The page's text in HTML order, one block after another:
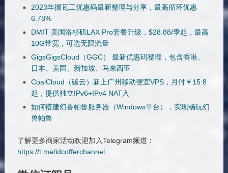
2023年搬瓦工优惠码最新整理与分享，最高循环优惠
6.78%
DMIT 美国洛杉矶LAX Pro套餐升级，$28.88/季起，最高
10G带宽，可选无限流量
GigsGigsCloud（GGC） 最新优惠码整理，包含香港、
日本、美国、新加坡、马来西亚
CoalCloud（碳云）新上广州移动便宜VPS，月付￥15.8
起，提供独立IPv6+IPv4 NAT入
如何搭建幻兽帕鲁服务器（Windows平台），实现畅玩幻
兽帕鲁
了解更多商家活动欢迎加入Telegram频道：
https://t.me/idcofferchannel